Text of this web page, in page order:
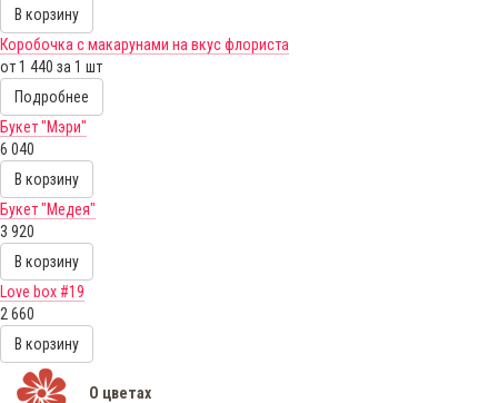
В корзину
Коробочка с макарунами на вкус флориста
от 1 440 за 1 шт
Подробнее
Букет "Мэри"
6 040
В корзину
Букет "Медея"
3 920
В корзину
Love box #19
2 660
В корзину
О цветах